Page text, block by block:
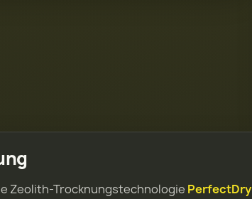
Zeolith-Trocknungstechnologie PerfectDry